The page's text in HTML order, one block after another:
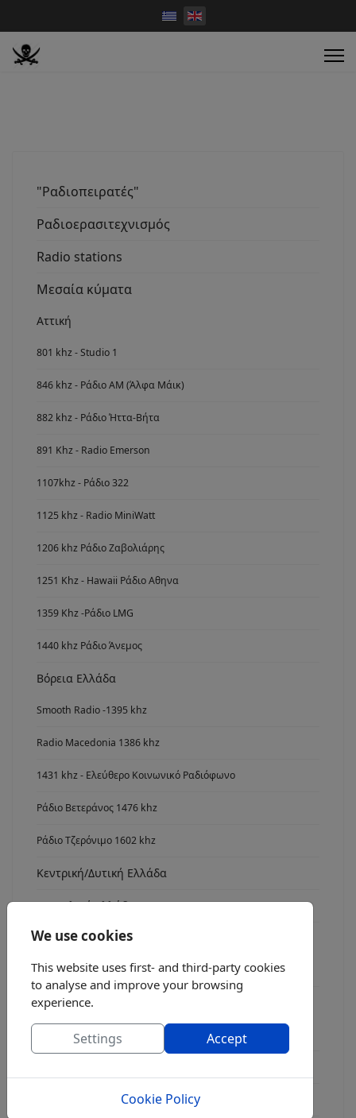
"Ραδιοπειρατές"
Ραδιοερασιτεχνισμός
Radio stations
Μεσαία κύματα
Αττική
801 khz - Studio 1
846 khz - Ράδιο ΑΜ (Άλφα Μάικ)
882 khz - Ράδιο Ήττα-Βήτα
891 Khz - Radio Emerson
1107khz - Ράδιο 322
1125 khz - Radio MiniWatt
1206 khz Ράδιο Ζαβολιάρης
1251 Khz - Hawaii Ράδιο Αθηνα
1359 Khz -Ράδιο LMG
1440 khz Ράδιο Άνεμος
Βόρεια Ελλάδα
Smooth Radio -1395 khz
Radio Macedonia 1386 khz
1431 khz - Ελεύθερο Κοινωνικό Ραδιόφωνο
Ράδιο Βετεράνος 1476 khz
Ράδιο Τζερόνιμο 1602 khz
Κεντρική/Δυτική Ελλάδα
Ανατολική Ελλάδα
Νότια Ελλάδα
Radio Asyrmatos 1134 khz
FM stereo
Ράδιο fm7
We use cookies
This website uses first- and third-party cookies
to analyse and improve your browsing
experience.
Settings Accept
Cookie Policy